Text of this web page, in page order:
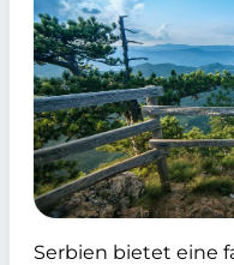
Serbien bietet eine